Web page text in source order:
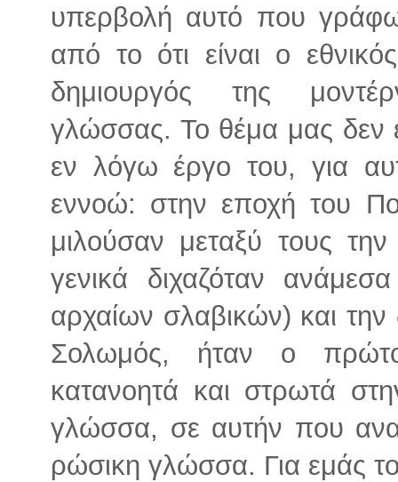
υπερβολή αυτό που
από το ότι είναι ο
δημιουργός της
γλώσσας. Το θέμα μας δεν
εν λόγω έργο του, για
εννοώ: στην εποχή του
μιλούσαν μεταξύ τους
γενικά διχαζόταν
αρχαίων σλαβικών) και
Σολωμός, ήταν ο
κατανοητά και στρωτά
γλώσσα, σε αυτήν που
ρώσικη γλώσσα. Για εμάς